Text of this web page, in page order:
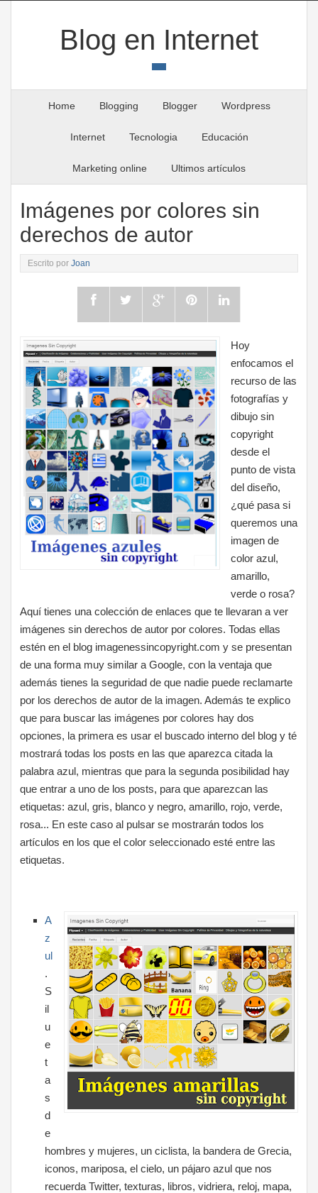
Blog en Internet
Home Blogging Blogger Wordpress
Internet Tecnologia Educación
Marketing online Ultimos artículos
Imágenes por colores sin
derechos de autor
Escrito porJoan
Hoy
enfocamos el
recurso de las
fotografías y
dibujo sin
copyright
desde el
punto de vista
del diseño,
¿qué pasa si
queremos una
imagen de
color azul,
amarillo,
verde o rosa?
Aquí tienes una colección de enlaces que te llevaran a ver
imágenes sin derechos de autor por colores. Todas ellas
estén en el blog imagenessincopyright.com y se presentan
de una forma muy similar a Google, con la ventaja que
además tienes la seguridad de que nadie puede reclamarte
por los derechos de autor de la imagen. Además te explico
que para buscar las imágenes por colores hay dos
opciones, la primera es usar el buscado interno del blog y té
mostrará todas los posts en las que aparezca citada la
palabra azul, mientras que para la segunda posibilidad hay
que entrar a uno de los posts, para que aparezcan las
etiquetas: azul, gris, blanco y negro, amarillo, rojo, verde,
rosa... En este caso al pulsar se mostrarán todos los
artículos en los que el color seleccionado esté entre las
etiquetas.
A
z
ul
.
S
il
u
e
t
a
s
d
e
hombres y mujeres, un ciclista, la bandera de Grecia,
iconos, mariposa, el cielo, un pájaro azul que nos
recuerda Twitter, texturas, libros, vidriera, reloj, mapa,